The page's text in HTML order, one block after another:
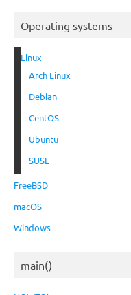
Operating systems
Linux
Arch Linux
Debian
CentOS
Ubuntu
SUSE
FreeBSD
macOS
Windows
main()